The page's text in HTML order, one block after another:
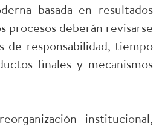
basada en resultados
procesos deberán revisarse
de responsabilidad, tiempo
finales y mecanismos
institucional,